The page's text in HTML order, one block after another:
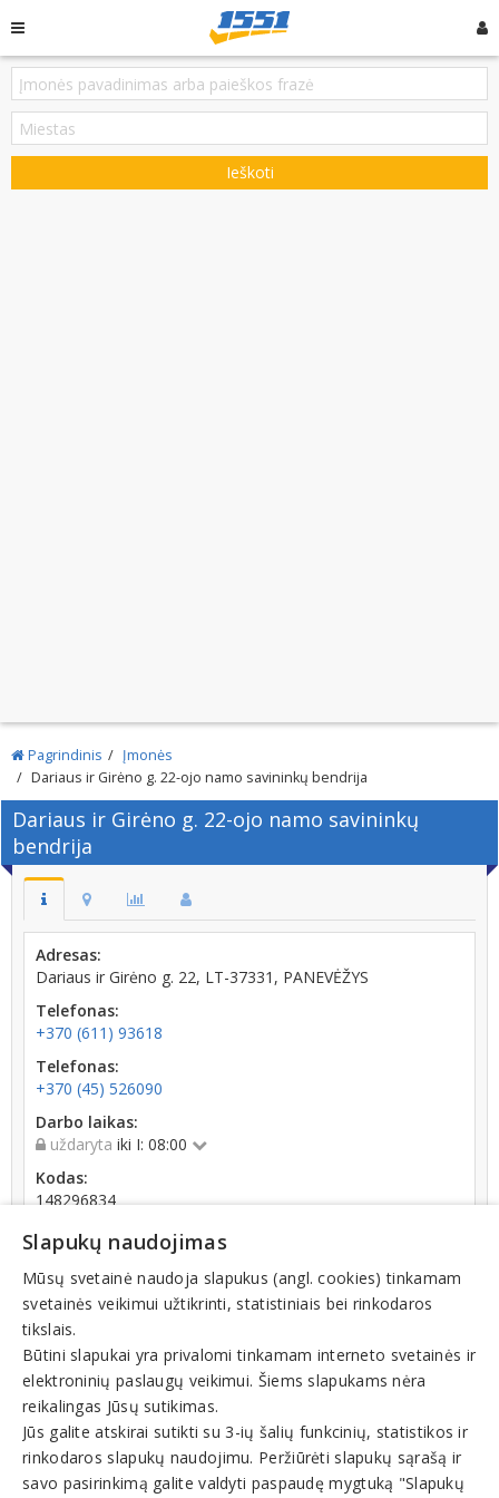
Ieškoti
Pagrindinis
Įmonės
Dariaus ir Girėno g. 22-ojo namo savininkų bendrija
Dariaus ir Girėno g. 22-ojo namo savininkų
bendrija
Adresas:
Dariaus ir Girėno g. 22, LT-37331, PANEVĖŽYS
Telefonas:
+370 (611) 93618
Telefonas:
+370 (45) 526090
Darbo laikas:
uždaryta iki I: 08:00
Kodas:
148296834
Registracijos data:
1995-12-20
Darbuotojų skaičius:
iki 10 darbuotojų
Veiklos sritys
Slapukų naudojimas
Mūsų svetainė naudoja slapukus (angl. cookies) tinkamam
svetainės veikimui užtikrinti, statistiniais bei rinkodaros
tikslais.
Būtini slapukai yra privalomi tinkamam interneto svetainės ir
elektroninių paslaugų veikimui. Šiems slapukams nėra
reikalingas Jūsų sutikimas.
Jūs galite atskirai sutikti su 3-ių šalių funkcinių, statistikos ir
rinkodaros slapukų naudojimu. Peržiūrėti slapukų sąrašą ir
savo pasirinkimą galite valdyti paspaudę mygtuką "Slapukų